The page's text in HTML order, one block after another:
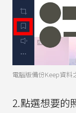
電腦版備份Keep資料
2.點選想要的